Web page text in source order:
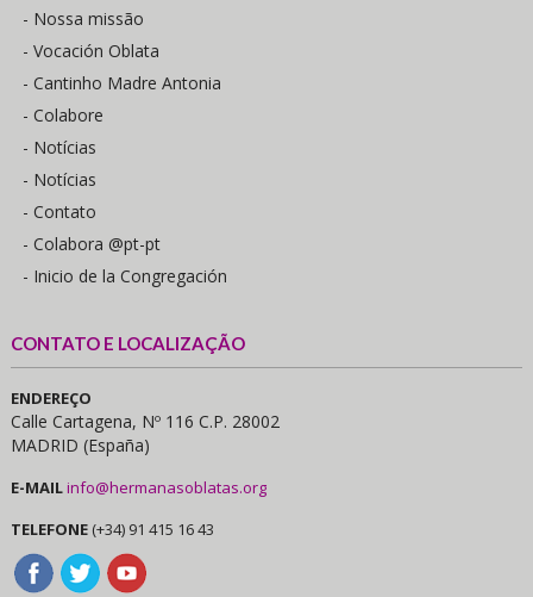
- Nossa missão
- Vocación Oblata
- Cantinho Madre Antonia
- Colabore
- Notícias
- Notícias
- Contato
- Colabora @pt-pt
- Inicio de la Congregación
CONTATO E LOCALIZAÇÃO
ENDEREÇO
Calle Cartagena, Nº 116 C.P. 28002
MADRID (España)
E-MAILinfo@hermanasoblatas.org
TELEFONE (+34) 91 415 16 43